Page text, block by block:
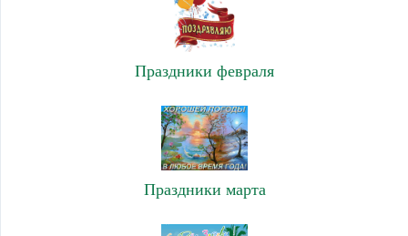
Праздники февраля
Праздники марта